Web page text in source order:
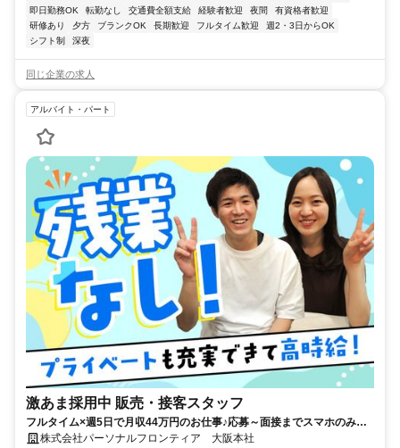
即日勤務OK
転勤なし 交通費全額支給 経験者歓迎 夜間
有資格者歓迎
研修あり
夕方 ブランクOK 長期歓迎 フルタイム歓迎
週2・3日からOK
シフト制
深夜
同じ企業の求人
アルバイト・パート
激あま採用中 販売・接客スタッフ
フルタイム×週5日で月収44万円のお仕事♪応募～面接までスマホのみで
完結！履歴書不要◎
株式会社パーソナルフロンティア 大阪本社